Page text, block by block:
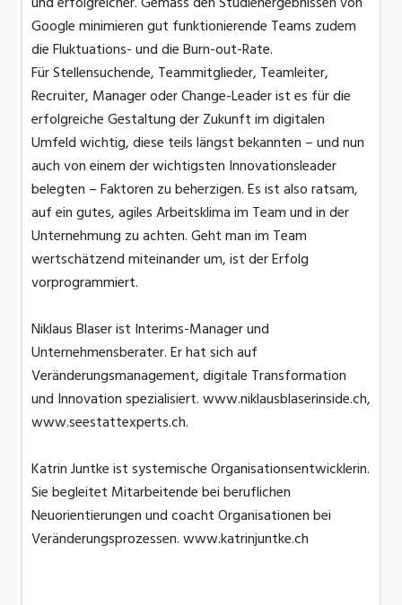
Google minimieren gut funktionierende Teams zudem
die Fluktuations- und die Burn-out-Rate.
Für Stellensuchende, Teammitglieder, Teamleiter,
Recruiter, Manager oder Change-Leader ist es für die
erfolgreiche Gestaltung der Zukunft im digitalen
Umfeld wichtig, diese teils längst bekannten – und nun
auch von einem der wichtigsten Innovationsleader
belegten – Faktoren zu beherzigen. Es ist also ratsam,
auf ein gutes, agiles Arbeitsklima im Team und in der
Unternehmung zu achten. Geht man im Team
wertschätzend miteinander um, ist der Erfolg
vorprogrammiert.
Niklaus Blaser ist Interims-Manager und
Unternehmensberater. Er hat sich auf
Veränderungsmanagement, digitale Transformation
und Innovation spezialisiert. www.niklausblaserinside.ch,
www.seestattexperts.ch.
Katrin Juntke ist systemische Organisationsentwicklerin.
Sie begleitet Mitarbeitende bei beruflichen
Neuorientierungen und coacht Organisationen bei
Veränderungsprozessen. www.katrinjuntke.ch